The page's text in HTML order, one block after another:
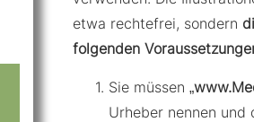
etwa rechtefrei, sondern
folgenden
Sie müssen „
Urheber nennen und